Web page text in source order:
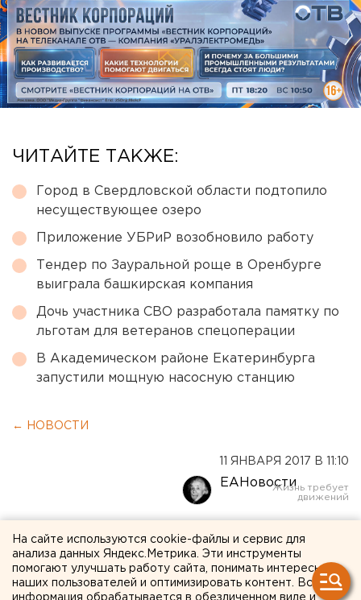
ЧИТАЙТЕ ТАКЖЕ:
Город в Свердловской области подтопило
несуществующее озеро
Приложение УБРиР возобновило работу
Тендер по Зауральной роще в Оренбурге
выиграла башкирская компания
Дочь участника СВО разработала памятку по
льготам для ветеранов спецоперации
В Академическом районе Екатеринбурга
запустили мощную насосную станцию
← НОВОСТИ
11 ЯНВАРЯ 2017 В 11:10
ЕАНовости
В челябинском приюте для
животных кот и коза стали
лучшими друзьями
На сайте используются cookie-файлы и сервис для
анализа данных Яндекс.Метрика. Эти инструменты
помогают улучшать работу сайта, понимать интересы
наших пользователей и оптимизировать контент. Вся
информация обрабатывается в обезличенном виде и